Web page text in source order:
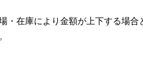
・在庫により金額が上下する場